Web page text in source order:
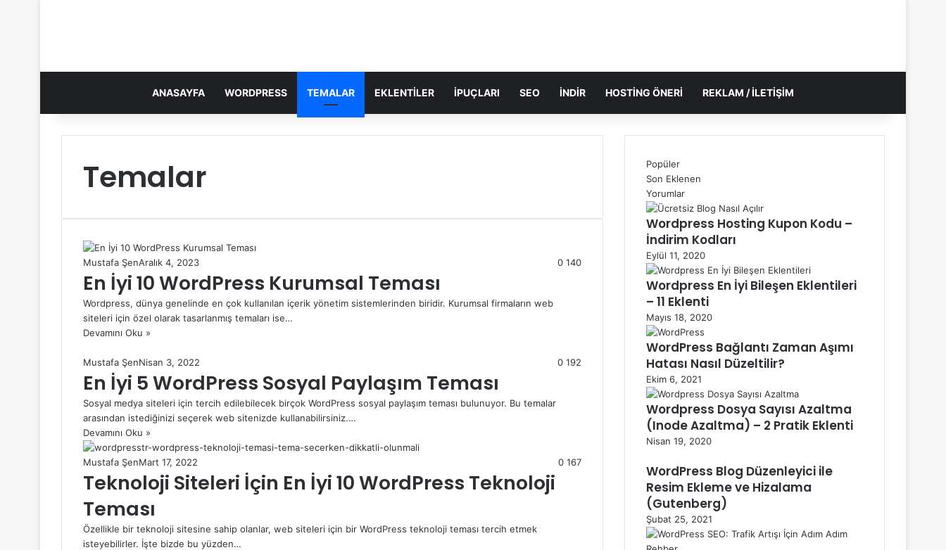
ANASAYFA WORDPRESS TEMALAR EKLENTILER İPUÇLARI SEO İNDIR HOSTING ÖNERI REKLAM / İLETIŞIM
Temalar
Mustafa ŞenAralık 4, 2023 0 140
En İyi 10 WordPress Kurumsal Teması
Wordpress, dünya genelinde en çok kullanılan içerik yönetim sistemlerinden biridir. Kurumsal firmaların web
siteleri için özel olarak tasarlanmış temaları ise…
Devamını Oku »
Mustafa ŞenNisan 3, 2022 0 192
En İyi 5 WordPress Sosyal Paylaşım Teması
Sosyal medya siteleri için tercih edilebilecek birçok WordPress sosyal paylaşım teması bulunuyor. Bu temalar
arasından istediğinizi seçerek web sitenizde kullanabilirsiniz.…
Devamını Oku »
Mustafa ŞenMart 17, 2022 0 167
Teknoloji Siteleri İçin En İyi 10 WordPress Teknoloji
Teması
Özellikle bir teknoloji sitesine sahip olanlar, web siteleri için bir WordPress teknoloji teması tercih etmek
isteyebilirler. İşte bizde bu yüzden…
Popüler
Son Eklenen
Yorumlar
Wordpress Hosting Kupon Kodu –
İndirim Kodları
Eylül 11, 2020
Wordpress En İyi Bileşen Eklentileri
– 11 Eklenti
Mayıs 18, 2020
WordPress Bağlantı Zaman Aşımı
Hatası Nasıl Düzeltilir?
Ekim 6, 2021
Wordpress Dosya Sayısı Azaltma
(Inode Azaltma) – 2 Pratik Eklenti
Nisan 19, 2020
WordPress Blog Düzenleyici ile
Resim Ekleme ve Hizalama
(Gutenberg)
Şubat 25, 2021